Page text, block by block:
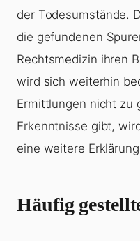
der Todesumstände.
die gefundenen
Rechtsmedizin ihren
wird sich weiterhin
Ermittlungen nicht zu
Erkenntnisse gibt,
eine weitere
Häufig